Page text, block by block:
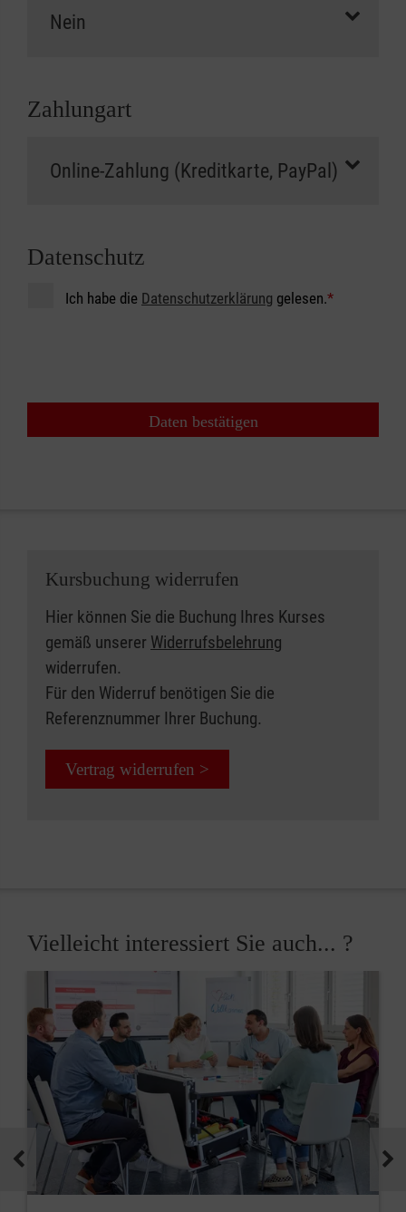
Zahlungart
Datenschutz
Ich habe die Datenschutzerklärung gelesen.*
Daten bestätigen
Kursbuchung widerrufen
Hier können Sie die Buchung Ihres Kurses
gemäß unserer Widerrufsbelehrung
widerrufen.
Für den Widerruf benötigen Sie die
Referenznummer Ihrer Buchung.
Vertrag widerrufen >
Vielleicht interessiert Sie auch... ?